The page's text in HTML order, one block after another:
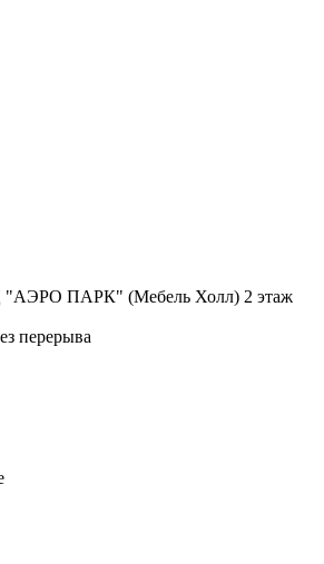
"АЭРО ПАРК" (Мебель Холл) 2 этаж
перерыва